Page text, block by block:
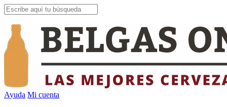
Ayuda Mi cuenta